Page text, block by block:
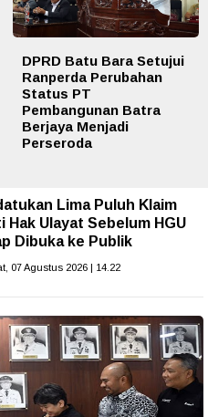
DPRD Batu Bara Setujui
Ranperda Perubahan
Status PT
Pembangunan Batra
Berjaya Menjadi
Perseroda
Lima Puluh Klaim
Hak Ulayat Sebelum HGU
Dibuka ke Publik
07 Agustus 2026 | 14.22